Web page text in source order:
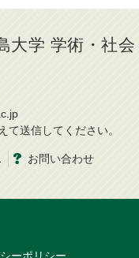
大学 学術・社会
送信してください。
お問い合わせ